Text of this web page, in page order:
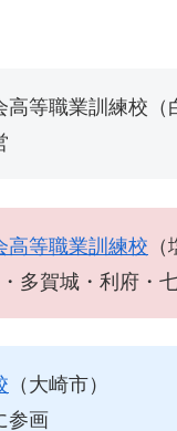
等職業訓練校（
高等職業訓練校
賀城・利府・七
（大崎市）
参画